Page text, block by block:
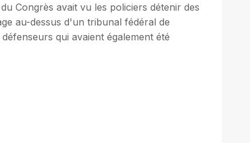
Congrès avait vu les policiers détenir des
au-dessus d'un tribunal fédéral de
qui avaient également été